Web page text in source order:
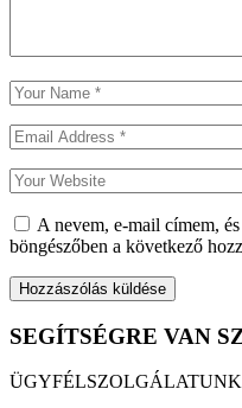
A nevem, e-mail címem,
böngészőben a következő
SEGÍTSÉGRE VAN